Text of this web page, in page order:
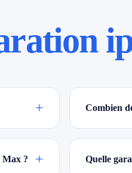
+ Combien
Max ? + Quelle